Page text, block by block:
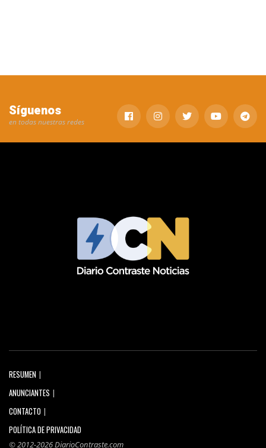
Síguenos
en todas nuestras redes
RESUMEN
ANUNCIANTES
CONTACTO
POLÍTICA DE PRIVACIDAD
© 2012-2026 DiarioContraste.com